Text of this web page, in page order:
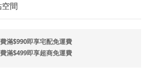
空間
滿$990即享宅配免運費
滿$499即享超商免運費